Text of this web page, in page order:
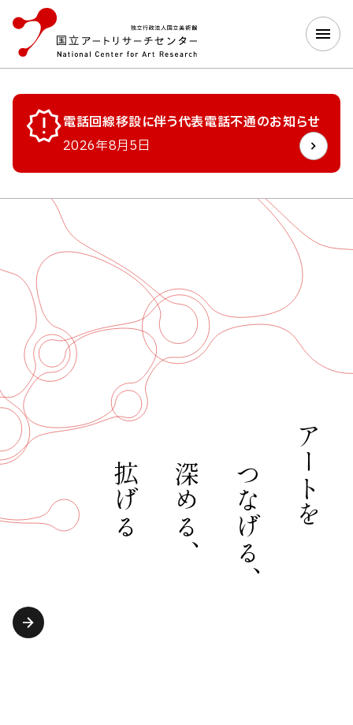
電話回線移設に伴う代表電話不通のお知らせ
2026年8月5日
アートを
つなげる、
深める、
拡げる